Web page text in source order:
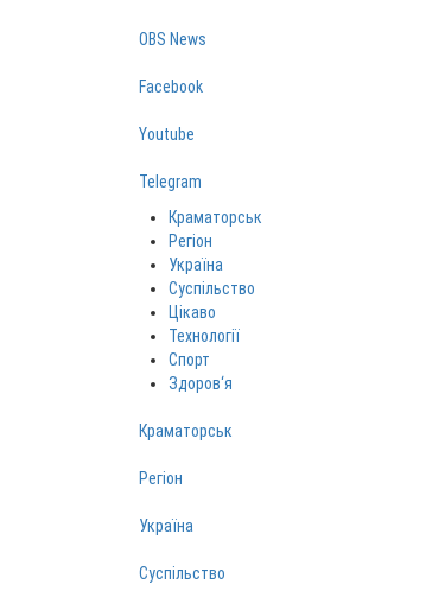
OBS News
Facebook
Youtube
Telegram
Краматорськ
Регіон
Україна
Суспільство
Цікаво
Технології
Спорт
Здоров‘я
Краматорськ
Регіон
Україна
Суспільство